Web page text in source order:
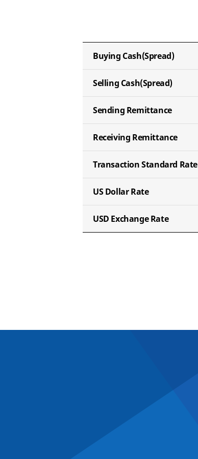
Buying Cash(Spread)
Selling Cash(Spread)
Sending Remittance
Receiving Remittance
TransactionStandard Rate
US DollarRate
USD ExchangeRate